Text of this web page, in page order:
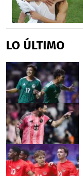
LO ÚLTIMO